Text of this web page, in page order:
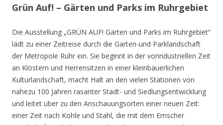
Grün Auf! – Gärten und Parks im Ruhrgebiet
Die Ausstellung „GRÜN AUF! Gärten und Parks im Ruhrgebiet“
lädt zu einer Zeitreise durch die Garten-und Parklandschaft
der Metropole Ruhr ein. Sie beginnt in der vorindustriellen Zeit
an Klöstern und Herrensitzen in einer kleinbäuerlichen
Kulturlandschaft, macht Halt an den vielen Stationen von
nahezu 100 Jahren rasanter Stadt- und Siedlungsentwicklung
und leitet über zu den Anschauungsorten einer neuen Zeit:
einer Zeit nach Kohle und Stahl, die mit dem Emscher